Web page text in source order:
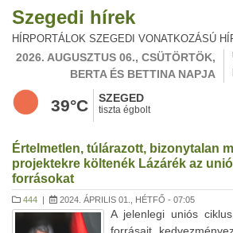
Szegedi hírek
HÍRPORTÁLOK SZEGEDI VONATKOZÁSÚ
2026. AUGUSZTUS 06., CSÜTÖRTÖK,
BERTA ÉS BETTINA NAPJA
39°C SZEGED
tiszta égbolt
Értelmetlen, túlárazott, bizonytalan
projektekre költenék Lázárék az
forrásokat
444 | 2024. ÁPRILIS 01., HÉTFŐ - 07:05
A jelenlegi uniós